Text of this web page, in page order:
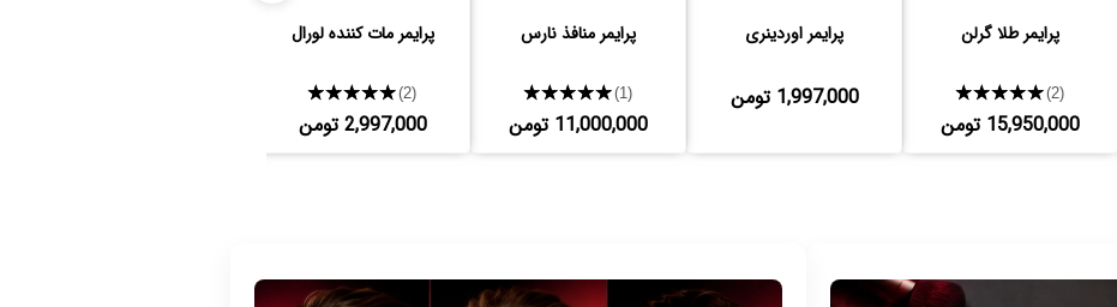
پرایمر طلا گرلن
★★★★★(2)
15,950,000 تومن
پرایمر اوردینری
1,997,000 تومن
پرایمر منافذ نارس
★★★★★(1)
11,000,000 تومن
پرایمر مات کننده لورال
★★★★★(2)
2,997,000 تومن